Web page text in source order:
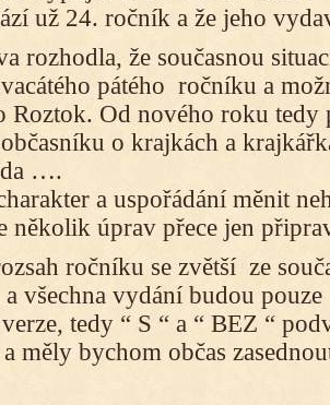
už 24. ročník a že jeho
rozhodla, že současnou
pátého ročníku a
Roztok. Od nového roku tedy
o krajkách a
….
a uspořádání měnit
několik úprav přece jen
ročníku se zvětší ze
a všechna vydání budou
tedy “ S “ a “ BEZ “
měly bychom občas